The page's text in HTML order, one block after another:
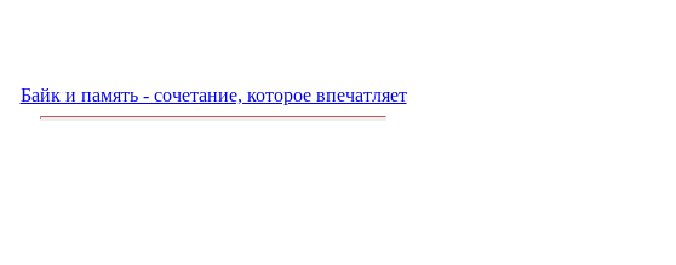
Байк и память - сочетание, которое впечатляет